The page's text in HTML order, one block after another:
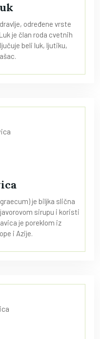
određene vrste
je član roda cvetnih
beli luk, ljutiku,
je biljka slična
sirupu i koristi
je poreklom iz
i Azije.